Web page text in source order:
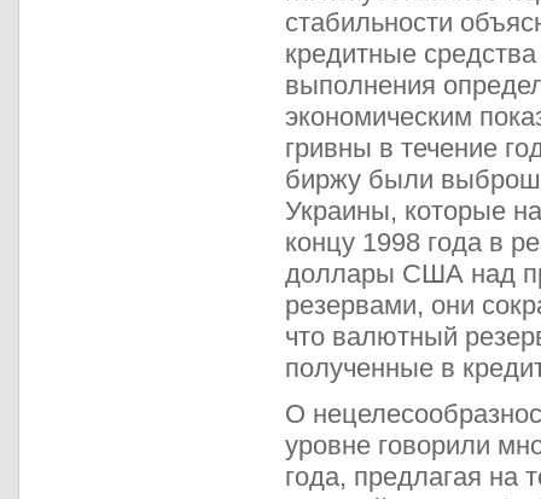
стабильности
кредитные
выполнения
экономическим
гривны в течение
биржу были
Украины, которые
концу 1998 года в
доллары США над
резервами, они
что валютный
полученные в
О
уровне говорили
года, предлагая на